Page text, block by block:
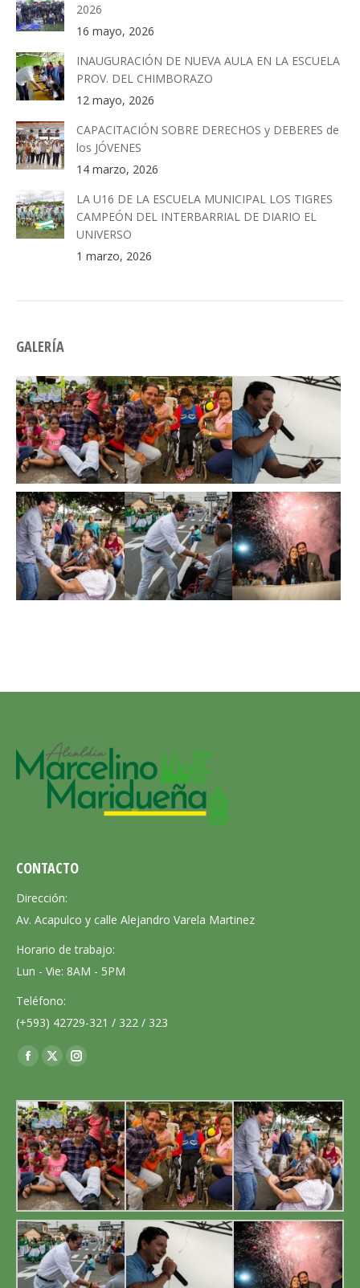
2026
16 mayo, 2026
INAUGURACIÓN DE NUEVA AULA EN LA ESCUELA
PROV. DEL CHIMBORAZO
12 mayo, 2026
CAPACITACIÓN SOBRE DERECHOS y DEBERES de
los JÓVENES
14 marzo, 2026
LA U16 DE LA ESCUELA MUNICIPAL LOS TIGRES
CAMPEÓN DEL INTERBARRIAL DE DIARIO EL
UNIVERSO
1 marzo, 2026
GALERÍA
CONTACTO
Dirección:
Av. Acapulco y calle Alejandro Varela Martinez
Horario de trabajo:
Lun - Vie: 8AM - 5PM
Teléfono:
(+593) 42729-321 / 322 / 323
Encuéntranos en:
Facebook
opens
in
new
window
X
opens
in
new
window
Instagram
opens
in
new
window